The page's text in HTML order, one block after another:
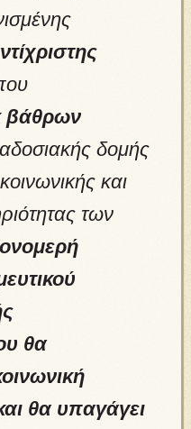
βάθρων
δομής
και
των
θα
θα υπαγάγει